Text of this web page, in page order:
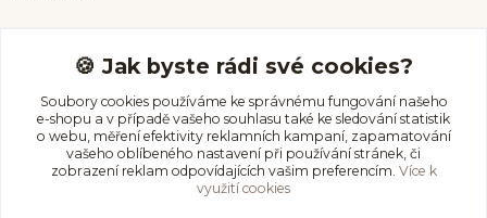
+420 731 681 038
(Po-Ne, 9-18 hod.)
info@infinitypierce.cz
🍪 Jak byste rádi své cookies?
Soubory cookies používáme ke správnému fungování našeho
e-shopu a v případě vašeho souhlasu také ke sledování statistik
o webu, měření efektivity reklamních kampaní, zapamatování
vašeho oblíbeného nastavení při používání stránek, či
zobrazení reklam odpovídajících vašim preferencím. Více k
využití cookies